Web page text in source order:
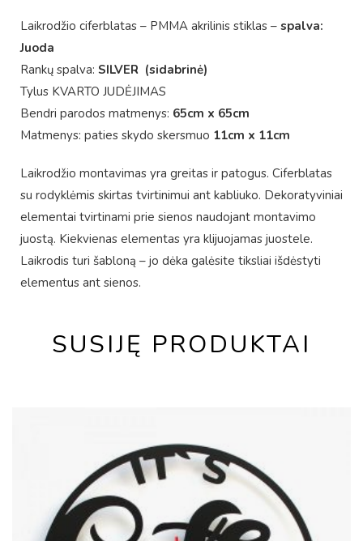
Laikrodžio ciferblatas – PMMA akrilinis stiklas – spalva:
Juoda
Rankų spalva: SILVER (sidabrinė)
Tylus KVARTO JUDĖJIMAS
Bendri parodos matmenys: 65cm x 65cm
Matmenys: paties skydo skersmuo 11cm x 11cm
Laikrodžio montavimas yra greitas ir patogus. Ciferblatas
su rodyklėmis skirtas tvirtinimui ant kabliuko. Dekoratyviniai
elementai tvirtinami prie sienos naudojant montavimo
juostą. Kiekvienas elementas yra klijuojamas juostele.
Laikrodis turi šabloną – jo dėka galėsite tiksliai išdėstyti
elementus ant sienos.
SUSIJĘ PRODUKTAI